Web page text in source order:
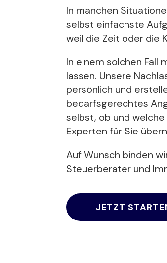
In manchen
selbst einfachste
weil die Zeit oder die
In einem solchen Fall
lassen. Unsere
persönlich und
bedarfsgerechtes
selbst, ob und
Experten für Sie
Auf Wunsch binden
Steuerberater und
JETZT